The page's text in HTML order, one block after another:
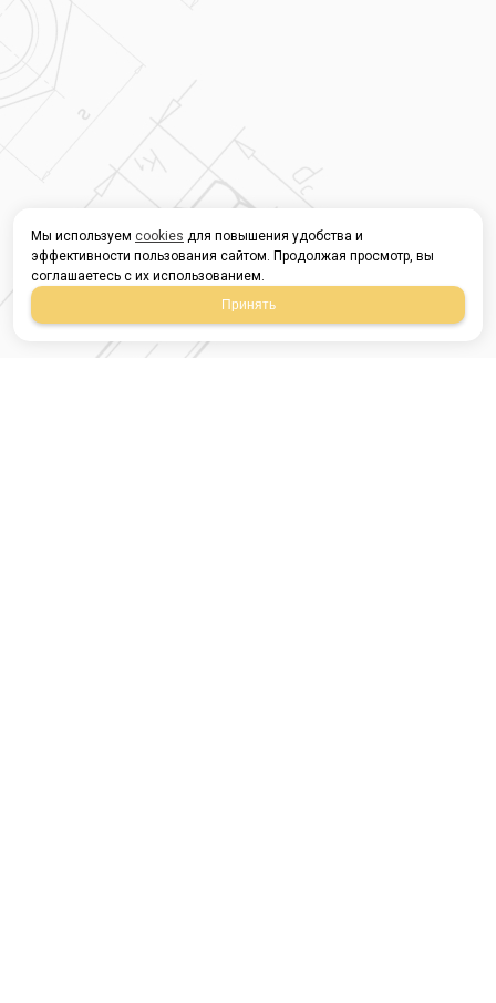
Мы используем cookies для повышения удобства и
эффективности пользования сайтом. Продолжая просмотр, вы
соглашаетесь с их использованием.
Принять